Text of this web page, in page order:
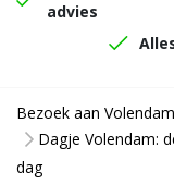
advies
Bezoek aan Volendam
Dagje Volendam:
dag